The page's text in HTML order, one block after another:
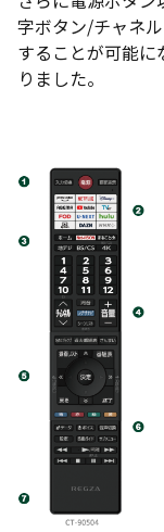
字ボタン/チャネ
することが可能
りました。